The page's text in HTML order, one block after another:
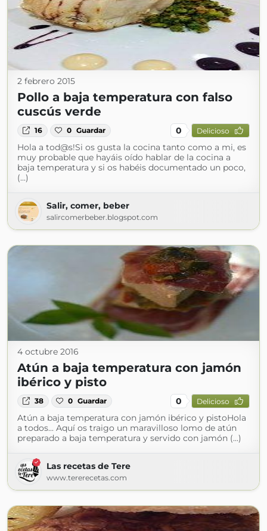
2 febrero 2015
Pollo a baja temperatura con falso
cuscús verde
16 0 Guardar 0 Delicioso
Hola a tod@s!Si os gusta la cocina tanto como a mi, es
muy probable que hayáis oído hablar de la cocina a
baja temperatura y si os habéis documentado un poco,
(...)
Salir, comer, beber
salircomerbeber.blogspot.com
4 octubre 2016
Atún a baja temperatura con jamón
ibérico y pisto
38 0 Guardar 0 Delicioso
Atún a baja temperatura con jamón ibérico y pistoHola
a todos... Aquí os traigo un maravilloso lomo de atún
preparado a baja temperatura y servido con jamón (...)
Las recetas de Tere
www.tererecetas.com